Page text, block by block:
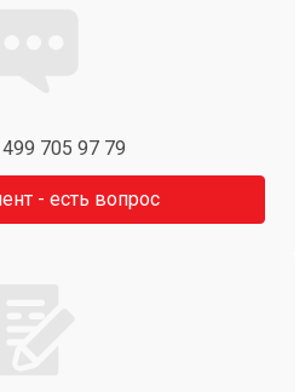
705 97 79
- есть вопрос